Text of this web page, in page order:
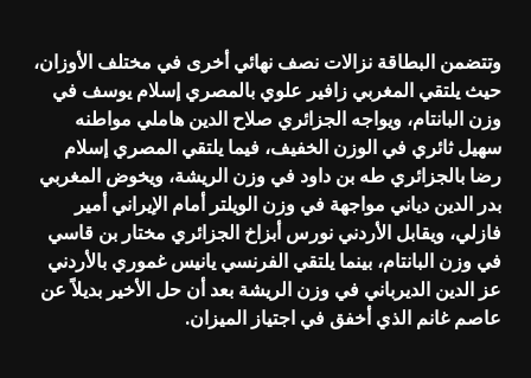
وتتضمن البطاقة نزالات نصف نهائي أخرى في مختلف الأوزان،
حيث يلتقي المغربي زافير علوي بالمصري إسلام يوسف في
وزن البانتام، ويواجه الجزائري صلاح الدين هاملي مواطنه
سهيل ثائري في الوزن الخفيف، فيما يلتقي المصري إسلام
رضا بالجزائري طه بن داود في وزن الريشة، ويخوض المغربي
بدر الدين دياني مواجهة في وزن الويلتر أمام الإيراني أمير
فازلي، ويقابل الأردني نورس أبزاخ الجزائري مختار بن قاسي
في وزن البانتام، بينما يلتقي الفرنسي يانيس غموري بالأردني
عز الدين الديرباني في وزن الريشة بعد أن حل الأخير بديلاً عن
عاصم غانم الذي أخفق في اجتياز الميزان.